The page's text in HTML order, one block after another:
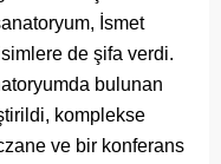
İsmet
de şifa verdi.
bulunan
komplekse
ve bir konferans